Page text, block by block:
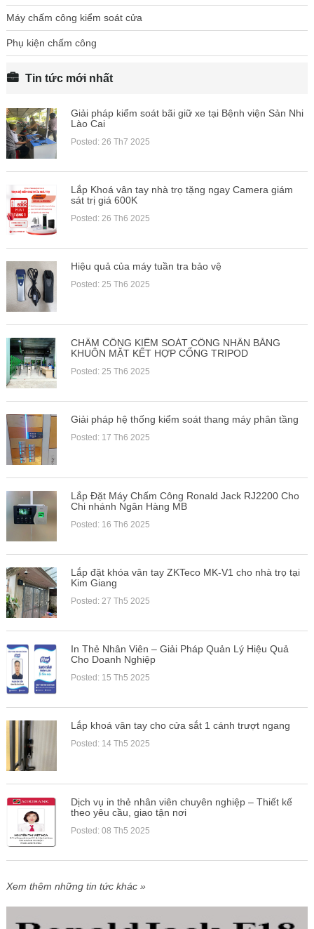
Máy chấm công kiểm soát cửa
Phụ kiện chấm công
Tin tức mới nhất
Giải pháp kiểm soát bãi giữ xe tại Bệnh viện Sản Nhi
Lào Cai
Posted: 26 Th7 2025
Lắp Khoá vân tay nhà trọ tặng ngay Camera giám
sát trị giá 600K
Posted: 26 Th6 2025
Hiệu quả của máy tuần tra bảo vệ
Posted: 25 Th6 2025
CHẤM CÔNG KIỂM SOÁT CÔNG NHÂN BẰNG
KHUÔN MẶT KẾT HỢP CỔNG TRIPOD
Posted: 25 Th6 2025
Giải pháp hệ thống kiểm soát thang máy phân tầng
Posted: 17 Th6 2025
Lắp Đặt Máy Chấm Công Ronald Jack RJ2200 Cho
Chi nhánh Ngân Hàng MB
Posted: 16 Th6 2025
Lắp đặt khóa vân tay ZKTeco MK-V1 cho nhà trọ tại
Kim Giang
Posted: 27 Th5 2025
In Thẻ Nhân Viên – Giải Pháp Quản Lý Hiệu Quả
Cho Doanh Nghiệp
Posted: 15 Th5 2025
Lắp khoá vân tay cho cửa sắt 1 cánh trượt ngang
Posted: 14 Th5 2025
Dịch vụ in thẻ nhân viên chuyên nghiệp – Thiết kế
theo yêu cầu, giao tận nơi
Posted: 08 Th5 2025
Xem thêm những tin tức khác »